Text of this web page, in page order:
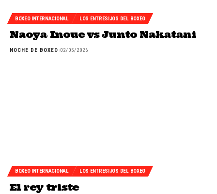
BOXEO INTERNACIONAL LOS ENTRESIJOS DEL BOXEO
Naoya Inoue vs Junto Nakatani
NOCHE DE BOXEO 02/05/2026
BOXEO INTERNACIONAL LOS ENTRESIJOS DEL BOXEO
El rey triste